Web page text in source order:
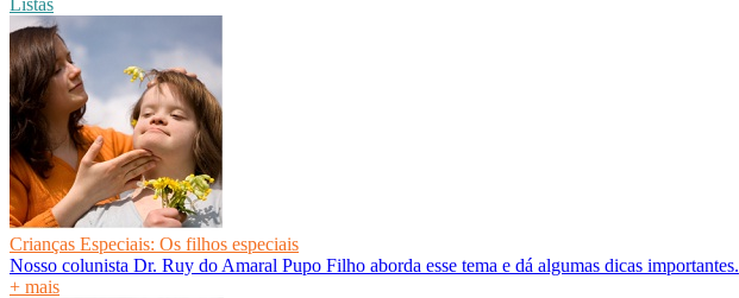
Listas
Crianças Especiais: Os filhos especiais
Nosso colunista Dr. Ruy do Amaral Pupo Filho aborda esse tema e dá algumas dicas importantes.
+ mais